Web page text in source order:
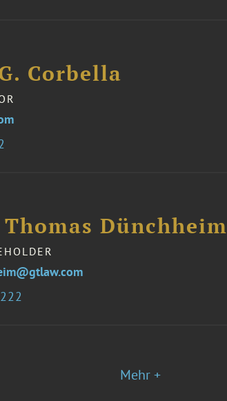
Corbella
Dünchheim
Mehr +